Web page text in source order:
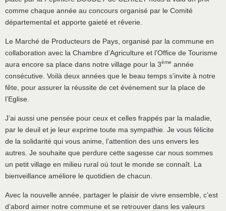
comme chaque année au concours organisé par le Comité
départemental et apporte gaieté et rêverie.
Le Marché de Producteurs de Pays, organisé par la commune en
collaboration avec la Chambre d’Agriculture et l’Office de Tourisme
aura encore sa place dans notre village pour la 3ème année
consécutive. Voilà deux années que le beau temps s’invite à notre
fête, pour assurer la réussite de cet événement sur la place de
l’Eglise.
J’ai aussi une pensée pour ceux et celles frappés par la maladie,
par le deuil et je leur exprime toute ma sympathie. Je vous félicite
de la solidarité qui vous anime, l’attention des uns envers les
autres. Je souhaite que perdure cette sagesse car nous sommes
un petit village en milieu rural où tout le monde se connaît. La
bienveillance améliore le quotidien de chacun.
Avec la nouvelle année, partager le plaisir de vivre ensemble, c’est
d’abord aimer notre commune et se retrouver dans les valeurs